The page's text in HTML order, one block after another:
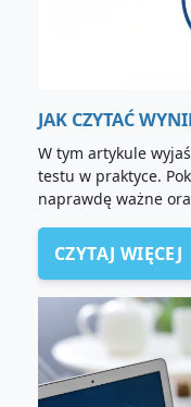
JAK CZYTAĆ
W tym artykule
testu w praktyce.
naprawdę ważne
CZYTAJ WIĘCEJ